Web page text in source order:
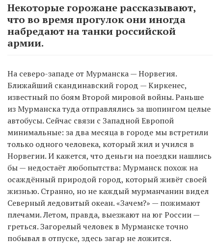
Некоторые горожане рассказывают,
что во время прогулок они иногда
набредают на танки российской
армии.
На северо-западе от Мурманска — Норвегия.
Ближайший скандинавский город — Киркенес,
известный по боям Второй мировой войны. Раньше
из Мурманска туда отправлялись за шопингом целые
автобусы. Сейчас связи с Западной Европой
минимальные: за два месяца в городе мы встретили
только одного человека, который жил и учился в
Норвегии. И кажется, что деньги на поездки нашлись
бы — недостаёт любопытства: Мурманск похож на
осаждённый природой город, который живёт своей
жизнью. Странно, но не каждый мурманчанин видел
Северный ледовитый океан. «Зачем?» — пожимают
плечами. Летом, правда, выезжают на юг России —
греться. Загорелый человек в Мурманске точно
побывал в отпуске, здесь загар не ложится.